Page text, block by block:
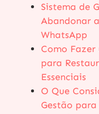
Sistema de
Abandonar
WhatsApp
Como Fazer
para
Essenciais
O Que
Gestão para